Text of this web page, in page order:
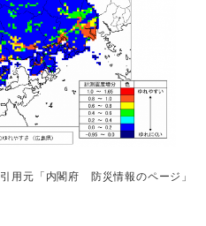
引用元「内閣府 防災情報のページ」